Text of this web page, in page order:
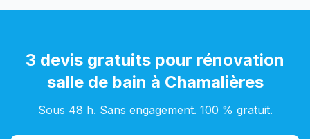
3 devis gratuits pour rénovation
salle de bain à Chamalières
Sous 48 h. Sans engagement. 100 % gratuit.